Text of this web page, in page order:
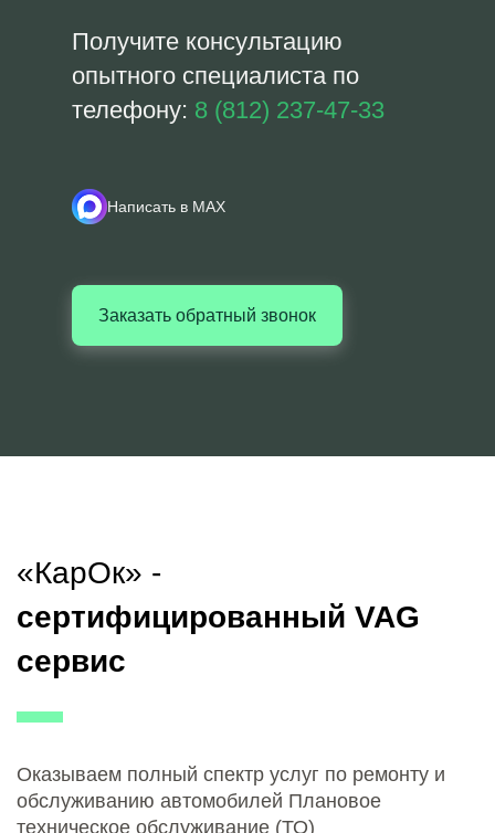
Получите консультацию
опытного специалиста по
телефону: 8 (812) 237-47-33
Написать в MAX
Заказать обратный звонок
«КарОк» -
сертифицированный VAG
сервис
Оказываем полный спектр услуг по ремонту и
обслуживанию автомобилей Плановое
техническое обслуживание (ТО)